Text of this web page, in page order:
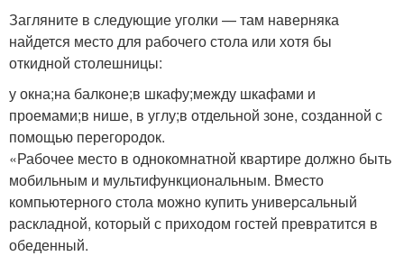
Загляните в следующие уголки — там наверняка
найдется место для рабочего стола или хотя бы
откидной столешницы:
у окна;на балконе;в шкафу;между шкафами и
проемами;в нише, в углу;в отдельной зоне, созданной с
помощью перегородок.
«Рабочее место в однокомнатной квартире должно быть
мобильным и мультифункциональным. Вместо
компьютерного стола можно купить универсальный
раскладной, который с приходом гостей превратится в
обеденный.